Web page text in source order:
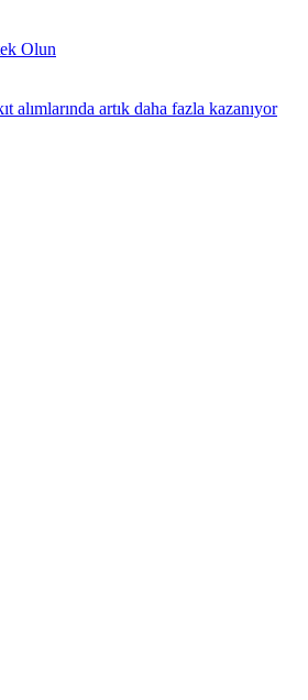
Olun
artık daha fazla kazanıyor